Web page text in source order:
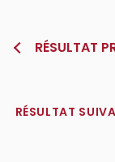
RÉSULTAT
RÉSULTAT